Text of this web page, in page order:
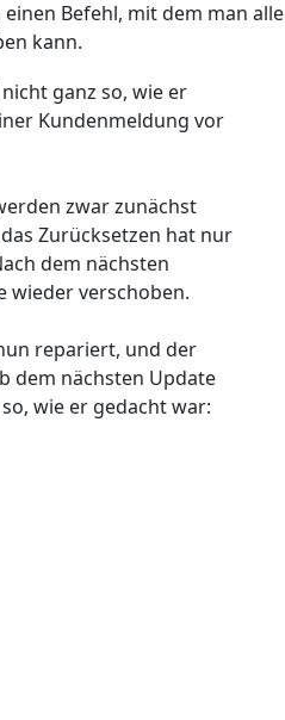
Befehl, mit dem man alle
kann.
ganz so, wie er
Kundenmeldung vor
zwar zunächst
Zurücksetzen hat nur
dem nächsten
wieder verschoben.
repariert, und der
dem nächsten Update
wie er gedacht war: